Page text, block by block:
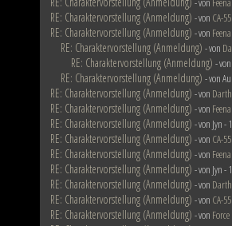
RE: Charaktervorstellung (Anmeldung) - von CA-
RE: Charaktervorstellung (Anmeldung) - von
RE: Charaktervorstellung (Anmeldung) - von
RE: Charaktervorstellung (Anmeldung) - von
RE: Charaktervorstellung (Anmeldung) - von
RE: Charaktervorstellung (Anmeldung) - von
RE: Charaktervorstellung (Anmeldung) - von
RE: Charaktervorstellung (Anmeldung) - von Jyn -
RE: Charaktervorstellung (Anmeldung) - von CA-
RE: Charaktervorstellung (Anmeldung) - von
RE: Charaktervorstellung (Anmeldung) - von Jyn -
RE: Charaktervorstellung (Anmeldung) - von
RE: Charaktervorstellung (Anmeldung) - von CA-
RE: Charaktervorstellung (Anmeldung) - von